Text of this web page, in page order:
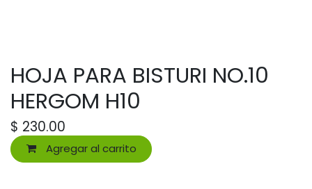
HOJA PARA BISTURI NO.10
HERGOM H10
$ 230.00
Agregar al carrito